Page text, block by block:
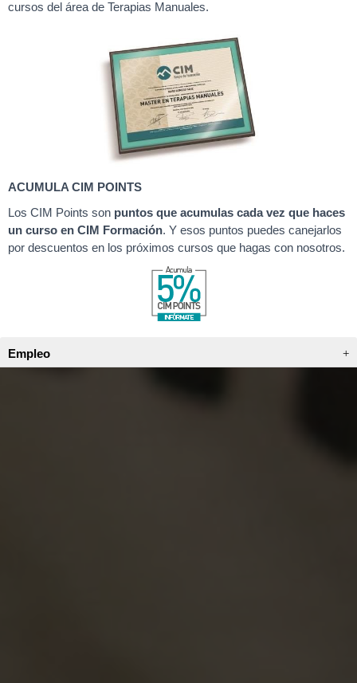
cursos del área de Terapias Manuales.
ACUMULA CIM POINTS
Los CIM Points son puntos que acumulas cada vez que haces
un curso en CIM Formación. Y esos puntos puedes canejarlos
por descuentos en los próximos cursos que hagas con nosotros.
Empleo